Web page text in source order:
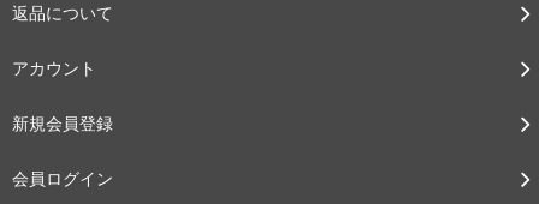
返品について
アカウント
新規会員登録
会員ログイン